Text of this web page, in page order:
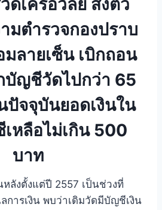
ดเครือวัลย์ ส่งตัว
มตำรวจกองปราบ
ลายเซ็น เบิกถอน
บัญชีวัดไปกว่า 65
ปัจจุบันยอดเงินใน
หลือไม่เกิน 500
บาท
ลังตั้งแต่ปี 2557 เป็นช่วงที่
การเงิน พบว่าเดิมวัดมีบัญชีเงิน